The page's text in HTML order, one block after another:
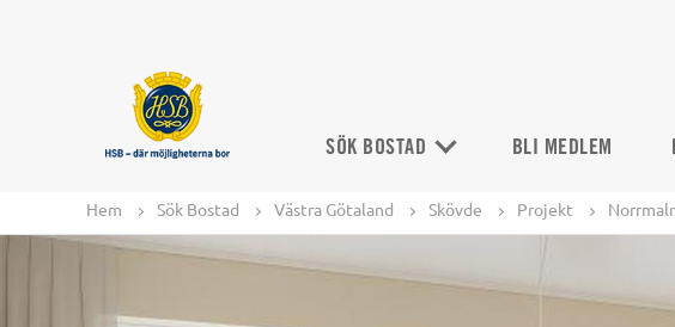
SÖK BOSTAD BLI MEDLEM
Hem Sök Bostad Västra Götaland Skövde Projekt